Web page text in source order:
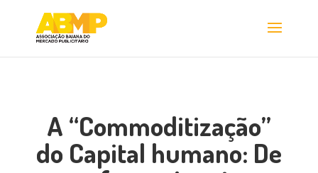
A “Commoditização”
do Capital humano: De